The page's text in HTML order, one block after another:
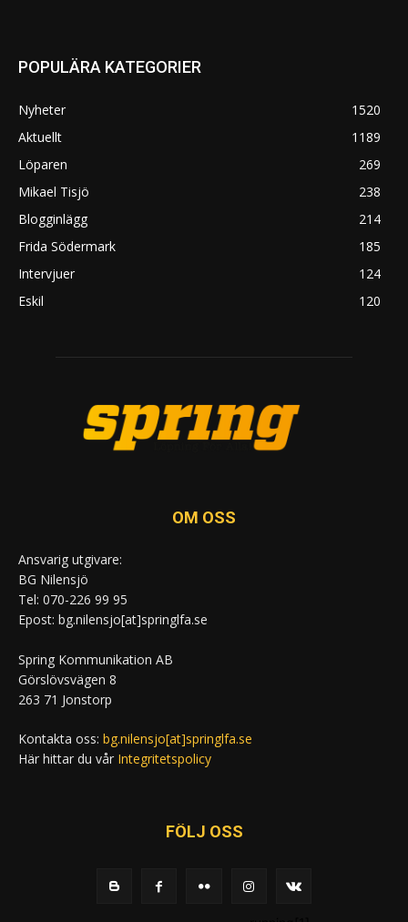
POPULÄRA KATEGORIER
Nyheter
1520
Aktuellt
1189
Löparen
269
Mikael Tisjö
238
Blogginlägg
214
Frida Södermark
185
Intervjuer
124
Eskil
120
OM OSS
Ansvarig utgivare:
BG Nilensjö
Tel: 070-226 99 95
Epost: bg.nilensjo[at]springlfa.se
Spring Kommunikation AB
Görslövsvägen 8
263 71 Jonstorp
Kontakta oss: bg.nilensjo[at]springlfa.se
Här hittar du vår Integritetspolicy
FÖLJ OSS